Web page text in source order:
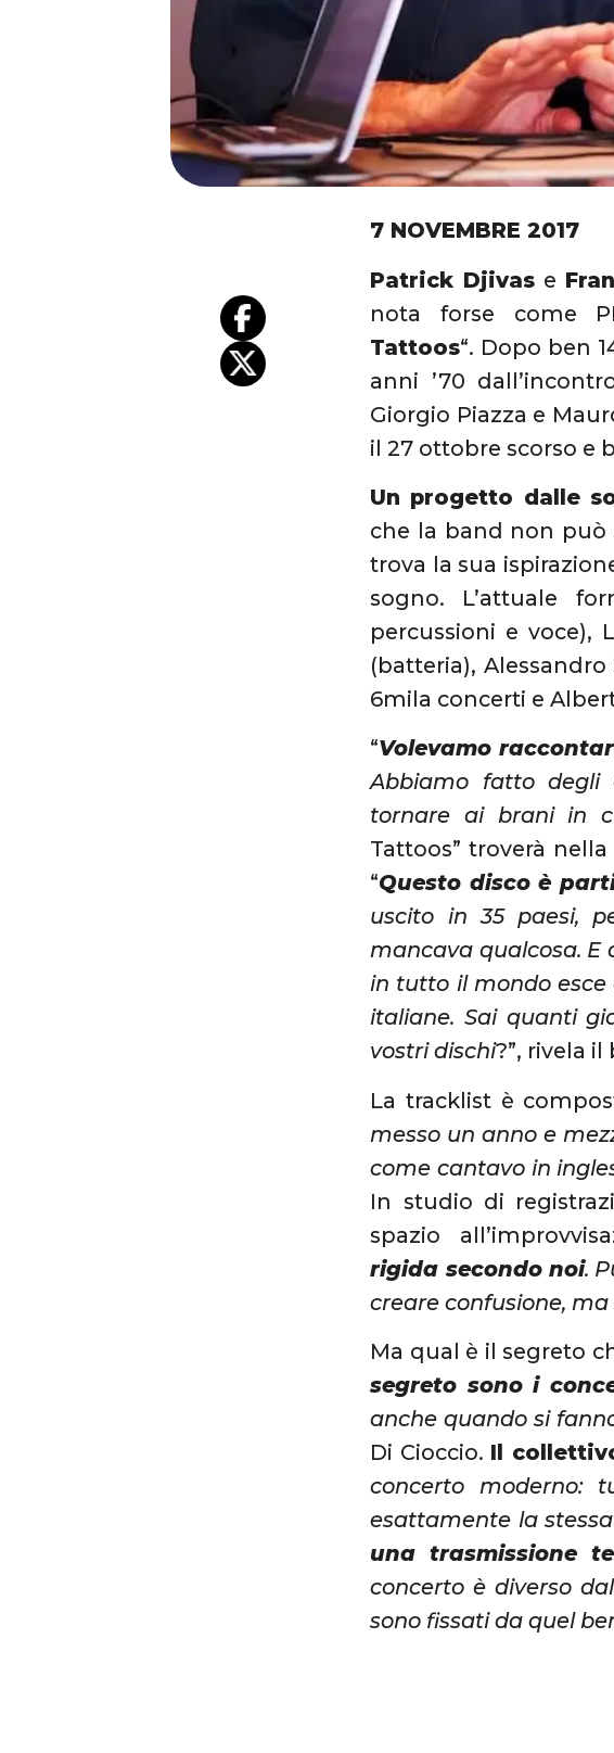
7 NOVEMBRE 2017
Patrick Djivas e
nota forse come
Tattoos“. Dopo ben
anni ’70
Giorgio Piazza e
il 27 ottobre scorso e
Un progetto dalle
che la band non può
trova la sua
sogno. L’attuale
percussioni e voce),
(batteria),
6mila concerti e
“Volevamo
Abbiamo fatto degli
tornare ai brani in
Tattoos” troverà
“Questo disco è
uscito in 35 paesi,
mancava qualcosa. E
in tutto il mondo esce
italiane. Sai quanti
vostri dischi?”, rivela il
La tracklist è
messo un anno e
come cantavo in
In studio di
spazio
rigida secondo noi.
creare confusione, ma
Ma qual è il segreto
segreto sono i
anche quando si
Di Cioccio. Il
concerto
esattamente la
una trasmissione
concerto è diverso
sono fissati da quel